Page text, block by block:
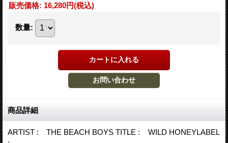
販売価格: 16,280円(税込)
数量:
商品詳細
ARTIST : THE BEACH BOYS TITLE : WILD HONEYLABEL